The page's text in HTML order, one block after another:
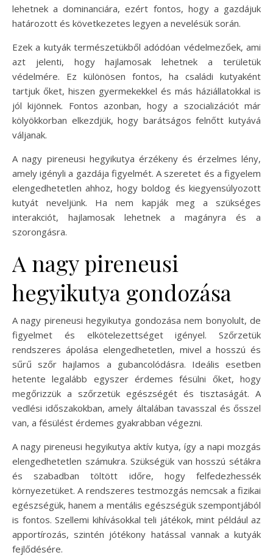
lehetnek a dominanciára, ezért fontos, hogy a gazdájuk
határozott és következetes legyen a nevelésük során.
Ezek a kutyák természetükből adódóan védelmezőek, ami
azt jelenti, hogy hajlamosak lehetnek a területük
védelmére. Ez különösen fontos, ha családi kutyaként
tartjuk őket, hiszen gyermekekkel és más háziállatokkal is
jól kijönnek. Fontos azonban, hogy a szocializációt már
kölyökkorban elkezdjük, hogy barátságos felnőtt kutyává
váljanak.
A nagy pireneusi hegyikutya érzékeny és érzelmes lény,
amely igényli a gazdája figyelmét. A szeretet és a figyelem
elengedhetetlen ahhoz, hogy boldog és kiegyensúlyozott
kutyát neveljünk. Ha nem kapják meg a szükséges
interakciót, hajlamosak lehetnek a magányra és a
szorongásra.
A nagy pireneusi
hegyikutya gondozása
A nagy pireneusi hegyikutya gondozása nem bonyolult, de
figyelmet és elkötelezettséget igényel. Szőrzetük
rendszeres ápolása elengedhetetlen, mivel a hosszú és
sűrű szőr hajlamos a gubancolódásra. Ideális esetben
hetente legalább egyszer érdemes fésülni őket, hogy
megőrizzük a szőrzetük egészségét és tisztaságát. A
vedlési időszakokban, amely általában tavasszal és ősszel
van, a fésülést érdemes gyakrabban végezni.
A nagy pireneusi hegyikutya aktív kutya, így a napi mozgás
elengedhetetlen számukra. Szükségük van hosszú sétákra
és szabadban töltött időre, hogy felfedezhessék
környezetüket. A rendszeres testmozgás nemcsak a fizikai
egészségük, hanem a mentális egészségük szempontjából
is fontos. Szellemi kihívásokkal teli játékok, mint például az
apportírozás, szintén jótékony hatással vannak a kutyák
fejlődésére.